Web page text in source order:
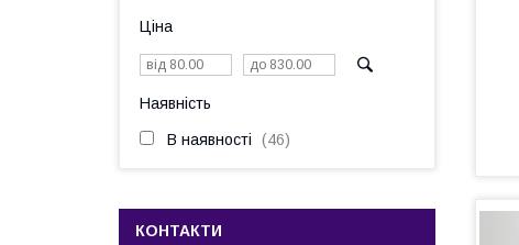
Ціна
Наявність
В наявності 46
КОНТАКТИ